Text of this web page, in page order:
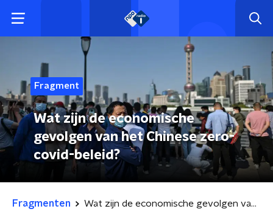
Fragment
Wat zijn de economische
gevolgen van het Chinese zero-
covid-beleid?
Fragmenten Wat zijn de economische gevolgen van het Chinese zero-covid-beleid?